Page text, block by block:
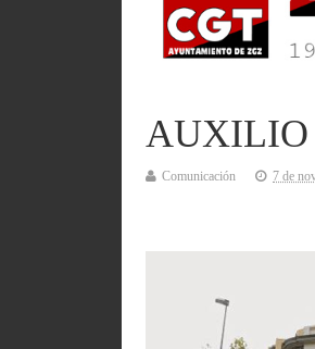
AUXILIO
Comunicación 7 de